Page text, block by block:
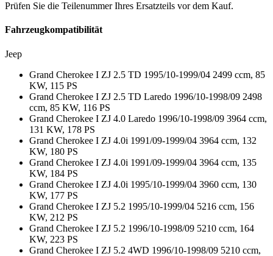
Prüfen Sie die Teilenummer Ihres Ersatzteils vor dem Kauf.
Fahrzeugkompatibilität
Jeep
Grand Cherokee I ZJ 2.5 TD 1995/10-1999/04 2499 ccm, 85
KW, 115 PS
Grand Cherokee I ZJ 2.5 TD Laredo 1996/10-1998/09 2498
ccm, 85 KW, 116 PS
Grand Cherokee I ZJ 4.0 Laredo 1996/10-1998/09 3964 ccm,
131 KW, 178 PS
Grand Cherokee I ZJ 4.0i 1991/09-1999/04 3964 ccm, 132
KW, 180 PS
Grand Cherokee I ZJ 4.0i 1991/09-1999/04 3964 ccm, 135
KW, 184 PS
Grand Cherokee I ZJ 4.0i 1995/10-1999/04 3960 ccm, 130
KW, 177 PS
Grand Cherokee I ZJ 5.2 1995/10-1999/04 5216 ccm, 156
KW, 212 PS
Grand Cherokee I ZJ 5.2 1996/10-1998/09 5210 ccm, 164
KW, 223 PS
Grand Cherokee I ZJ 5.2 4WD 1996/10-1998/09 5210 ccm,